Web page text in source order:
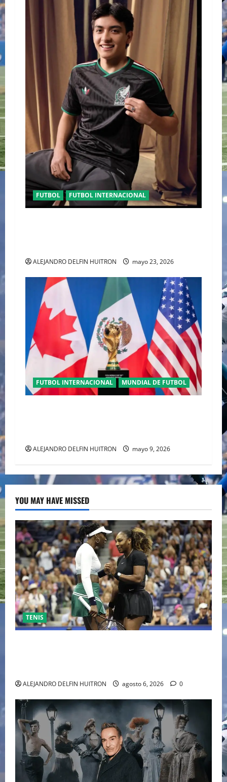
FUTBOL FUTBOL INTERNACIONAL
ALEJANDRO DELFIN HUITRON mayo 23, 2026
FUTBOL INTERNACIONAL MUNDIAL DE FUTBOL
ALEJANDRO DELFIN HUITRON mayo 9, 2026
YOU MAY HAVE MISSED
TENIS
ALEJANDRO DELFIN HUITRON agosto 6, 2026 0